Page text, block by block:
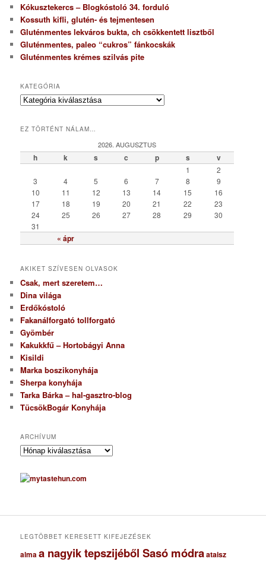
Kókusztekercs – Blogkóstoló 34. forduló
Kossuth kifli, glutén- és tejmentesen
Gluténmentes lekváros bukta, ch csökkentett lisztből
Gluténmentes, paleo “cukros” fánkocskák
Gluténmentes krémes szilvás pite
KATEGÓRIA
K
e
r
EZ TÖRTÉNT NÁLAM…
2026. AUGUSZTUS
h k s c p s v
« ápr
1
2
3
4 5 6 7 8
9
10
11 12 13 14 15
16
17
18 19 20 21 22
23
24
25 26 27 28 29
30
31
AKIKET SZÍVESEN OLVASOK
Csak, mert szeretem…
Dina világa
Erdőkóstoló
Fakanálforgató tollforgató
Gyömbér
Kakukkfű – Hortobágyi Anna
Kisildi
Marka boszikonyhája
Sherpa konyhája
Tarka Bárka – hal-gasztro-blog
TücsökBogár Konyhája
ARCHÍVUM
A
c
h
u
LEGTÖBBET KERESETT KIFEJEZÉSEK
almaa nagyik tepszijéből Sasó módraataisz